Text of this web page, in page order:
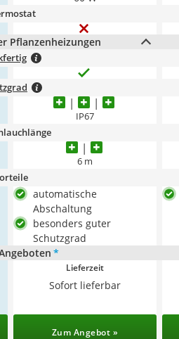
Pflanzenheizungen
IP67
6 m
automatische
Abschaltung
besonders guter
Schutzgrad
*
Lieferzeit
Sofort lieferbar
Zum Angebot »